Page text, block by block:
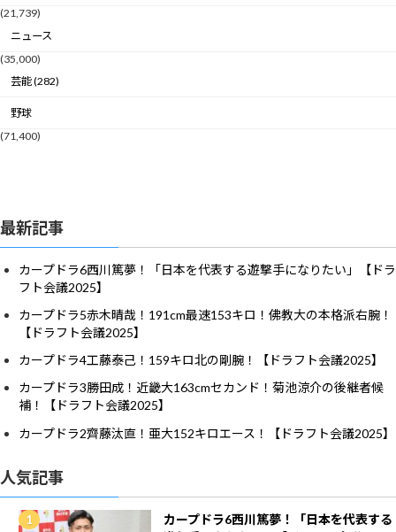
(21,739)
ニュース
(35,000)
芸能 (282)
野球
(71,400)
最新記事
カープドラ6西川篤夢！「日本を代表する遊撃手になりたい」【ドラ
フト会議2025】
カープドラ5赤木晴哉！191cm最速153キロ！佛教大の本格派右腕！
【ドラフト会議2025】
カープドラ4工藤泰己！159キロ北の剛腕！【ドラフト会議2025】
カープドラ3勝田成！近畿大163cmセカンド！菊池涼介の後継者候
補！【ドラフト会議2025】
カープドラ2齊藤汰直！亜大152キロエース！【ドラフト会議2025】
人気記事
カープドラ6西川篤夢！「日本を代表する